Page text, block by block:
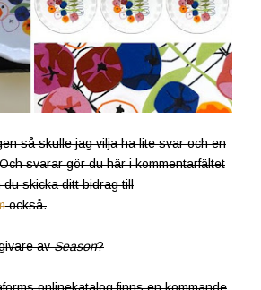
så skulle jag vilja ha lite svar och en
svarar gör du här i kommentarfältet
skicka ditt bidrag till
också.
avSeason?